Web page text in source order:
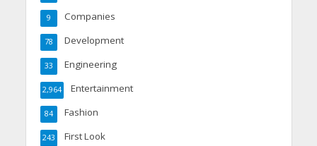
Companies
9
Development
78
Engineering
33
Entertainment
2,964
Fashion
84
First Look
243